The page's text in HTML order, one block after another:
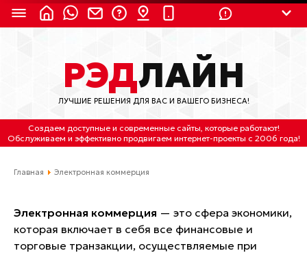
8 (800) 550-9899 (с 2:30 до 11:30 по
Мск)
Бесплатно по России
(4212) 658-653
(4212) 637-673
Отдельный вход \ Левый торец здания
РЭДЛАЙН
ЛУЧШИЕ РЕШЕНИЯ ДЛЯ ВАС И ВАШЕГО БИЗНЕСА!
Создаем доступные и современные сайты, которые работают!
Обслуживаем и эффективно продвигаем интернет-проекты с 2006 года!
Главная Электронная коммерция
Электронная коммерция — это сфера экономики,
которая включает в себя все финансовые и
торговые транзакции, осуществляемые при